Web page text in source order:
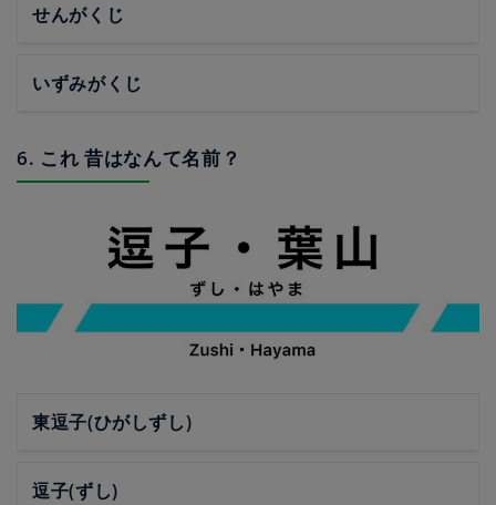
せんがくじ
いずみがくじ
6. これ 昔はなんて名前？
東逗子(ひがしずし)
逗子(ずし)